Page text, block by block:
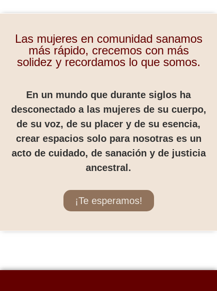
Las mujeres en comunidad sanamos
más rápido, crecemos con más
solidez y recordamos lo que somos.
En un mundo que durante siglos ha
desconectado a las mujeres de su cuerpo,
de su voz, de su placer y de su esencia,
crear espacios solo para nosotras es un
acto de cuidado, de sanación y de justicia
ancestral.
¡Te esperamos!